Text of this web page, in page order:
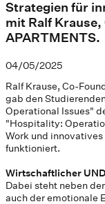
Strategien für
mit Ralf Krause,
APARTMENTS.
04/05/2025
Ralf Krause, Co-
gab den
Operational Issues"
"Hospitality:
Work und
funktioniert.
Wirtschaftlicher
Dabei steht neben
auch der emotionale